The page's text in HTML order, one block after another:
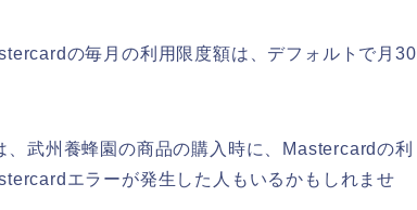
の毎月の利用限度額は、デフォルトで月30
武州養蜂園の商品の購入時に、Mastercardの利
エラーが発生した人もいるかもしれませ